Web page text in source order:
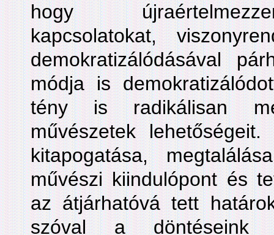
hogy
kapcsolatokat,
demokratizálódásával
módja is
tény is radikálisan
művészetek
kitapogatása,
művészi kiindulópont és
az átjárhatóvá tett
szóval a döntéseink